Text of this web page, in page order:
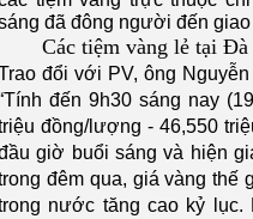
đã đông người đến
Các tiệm vàng lẻ tại Đà
đổi với PV, ông
đến 9h30 sáng nay
đồng/lượng - 46,550
giờ buổi sáng và hiện
đêm qua, giá vàng thế
nước tăng cao kỷ